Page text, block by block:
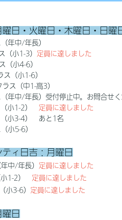
曜日・火曜日・木曜日・日曜
年中/年長）
（小1-3） 定員に達しました
（小4-6）
ス（小1-6）
ス（中1-高3）
年中/年長）受付停止中。お問合せ
（小1-2） 定員に達しました
（小3-4） あと1名
小5-6）
ィ日吉：月曜日
中/年長） 定員に達しました
小1-2） 定員に達しました
小3-6） 定員に達しました
日